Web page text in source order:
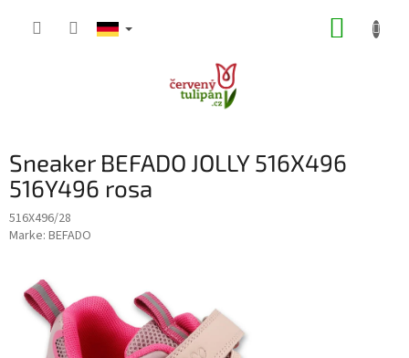
Sneaker BEFADO JOLLY 516X496
516Y496 rosa
516X496/28
Marke: BEFADO